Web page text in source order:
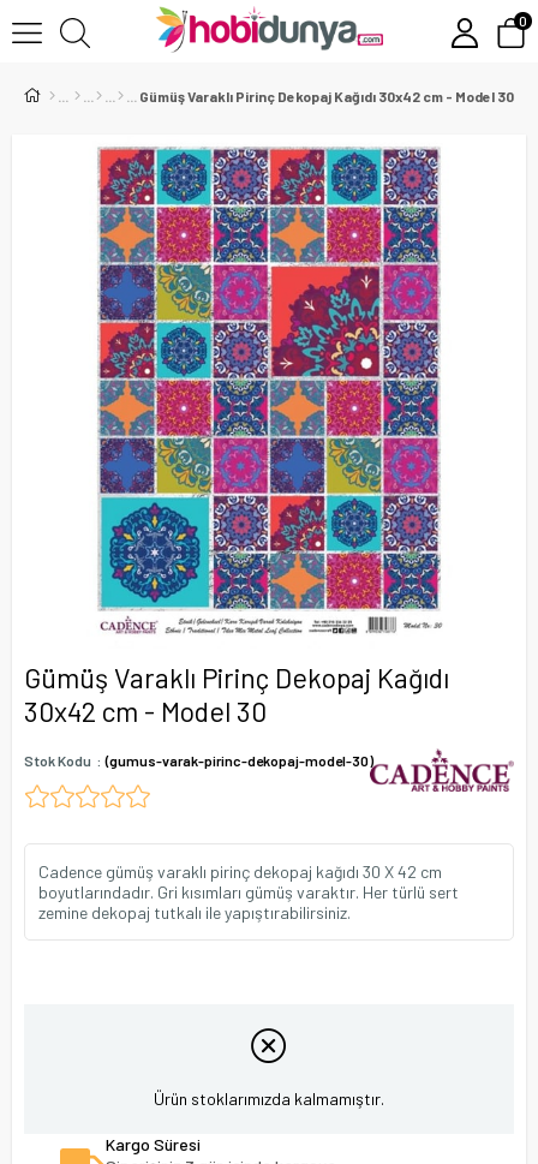
0
Gümüş Varaklı Pirinç Dekopaj Kağıdı 30x42 cm - Model 30
Gümüş Varaklı Pirinç Dekopaj Kağıdı
30x42 cm - Model 30
Stok Kodu (gumus-varak-pirinc-dekopaj-model-30)
Cadence gümüş varaklı pirinç dekopaj kağıdı 30 X 42 cm
boyutlarındadır. Gri kısımları gümüş varaktır. Her türlü sert
zemine dekopaj tutkalı ile yapıştırabilirsiniz.
Ürün stoklarımızda kalmamıştır.
Kargo Süresi